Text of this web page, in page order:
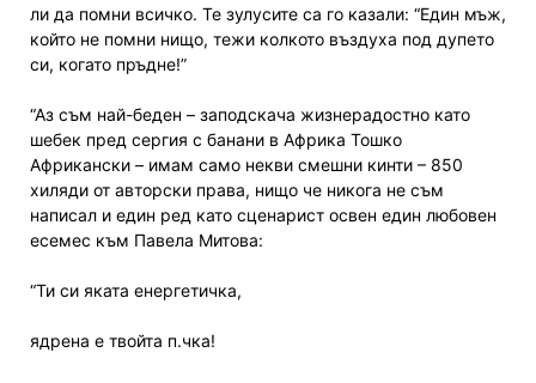
ли да помни всичко. Те зулусите са го казали: “Един мъж,
който не помни нищо, тежи колкото въздуха под дупето
си, когато пръдне!”
“Аз съм най-беден – заподскача жизнерадостно като
шебек пред сергия с банани в Африка Тошко
Африкански – имам само некви смешни кинти – 850
хиляди от авторски права, нищо че никога не съм
написал и един ред като сценарист освен един любовен
есемес към Павела Митова:
“Ти си яката енергетичка,
ядрена е твойта п.чка!